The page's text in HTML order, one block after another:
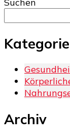
Suchen
Archiv